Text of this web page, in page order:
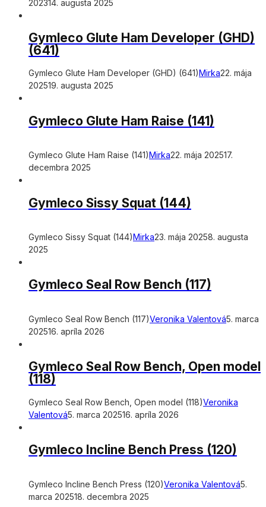
202314. augusta 2025
Gymleco Glute Ham Developer (GHD)
(641)
Gymleco Glute Ham Developer (GHD) (641)Mirka22. mája
202519. augusta 2025
Gymleco Glute Ham Raise (141)
Gymleco Glute Ham Raise (141)Mirka22. mája 202517.
decembra 2025
Gymleco Sissy Squat (144)
Gymleco Sissy Squat (144)Mirka23. mája 20258. augusta
2025
Gymleco Seal Row Bench (117)
Gymleco Seal Row Bench (117)Veronika Valentová5. marca
202516. apríla 2026
Gymleco Seal Row Bench, Open model
(118)
Gymleco Seal Row Bench, Open model (118)Veronika
Valentová5. marca 202516. apríla 2026
Gymleco Incline Bench Press (120)
Gymleco Incline Bench Press (120)Veronika Valentová5.
marca 202518. decembra 2025